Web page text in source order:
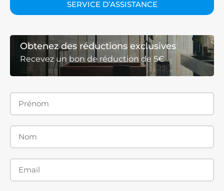
SERVICE D’ASSISTANCE
Obtenez des réductions exclusives
Recevez un bon de réduction de 5€